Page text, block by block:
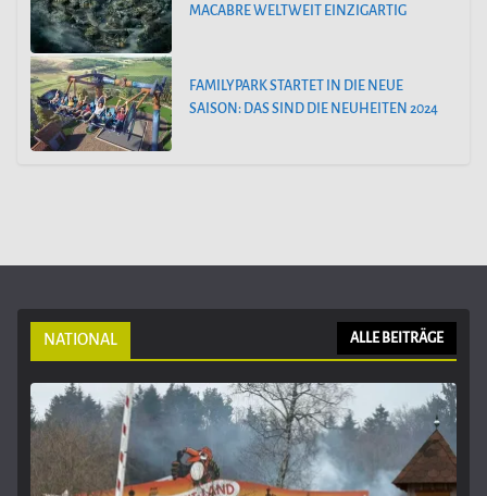
MACABRE WELTWEIT EINZIGARTIG
FAMILYPARK STARTET IN DIE NEUE
SAISON: DAS SIND DIE NEUHEITEN 2024
NATIONAL ALLE BEITRÄGE